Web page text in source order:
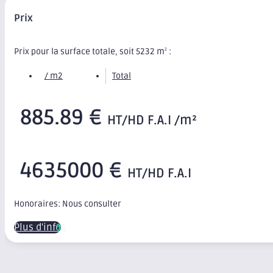
Prix
Prix pour la surface totale, soit 5232 m2 :
/ m2 Total
885.89 € HT/HD F.A.I /m²
4635000 € HT/HD F.A.I
Honoraires: Nous consulter
Plus d'infos